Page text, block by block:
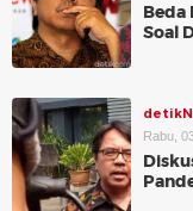
Beda
Soal
Rabu,